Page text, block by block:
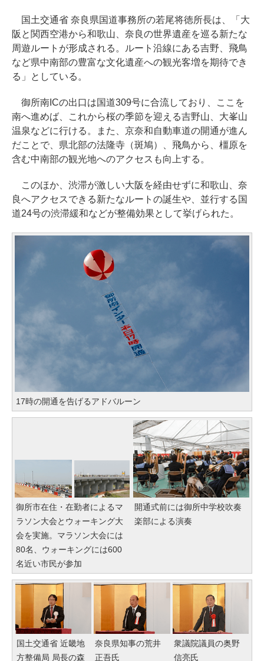
国土交通省 奈良県国道事務所の若尾将徳所長は、「大
阪と関西空港から和歌山、奈良の世界遺産を巡る新たな
周遊ルートが形成される。ルート沿線にある吉野、飛鳥
など県中南部の豊富な文化遺産への観光客増を期待でき
る」としている。
御所南ICの出口は国道309号に合流しており、ここを
南へ進めば、これから桜の季節を迎える吉野山、大峯山
温泉などに行ける。また、京奈和自動車道の開通が進ん
だことで、県北部の法隆寺（斑鳩）、飛鳥から、橿原を
含む中南部の観光地へのアクセスも向上する。
このほか、渋滞が激しい大阪を経由せずに和歌山、奈
良へアクセスできる新たなルートの誕生や、並行する国
道24号の渋滞緩和などが整備効果として挙げられた。
17時の開通を告げるアドバルーン
御所市在住・在勤者によるマ
ラソン大会とウォーキング大
会を実施。マラソン大会には
80名、ウォーキングには600
名近い市民が参加
開通式前には御所中学校吹奏
楽部による演奏
国土交通省 近畿地
方整備局 局長の森
奈良県知事の荒井
正吾氏
衆議院議員の奥野
信亮氏